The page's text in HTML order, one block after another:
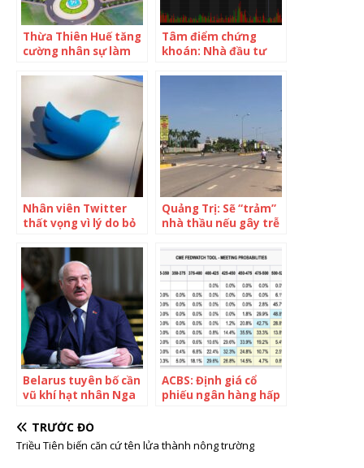
Thừa Thiên Huế tăng
cường nhân sự làm
cho nhà đầu tư
Tâm điểm chứng
khoán: Nhà đầu tư
Nhân viên Twitter
thất vọng vì lý do bỏ
phục của Elon Musk
Quảng Trị: Sẽ “trảm”
nhà thầu nếu gây trễ
lang Kinh tế Đông
Tây
Belarus tuyên bố cần
vũ khí hạt nhân Nga
Tây
ACBS: Định giá cổ
phiếu ngân hàng hấp
thuyết phục dòng
tiền ngoại trở lại
TRƯỚC ĐÓ
Triều Tiên biến căn cứ tên lửa thành nông trường